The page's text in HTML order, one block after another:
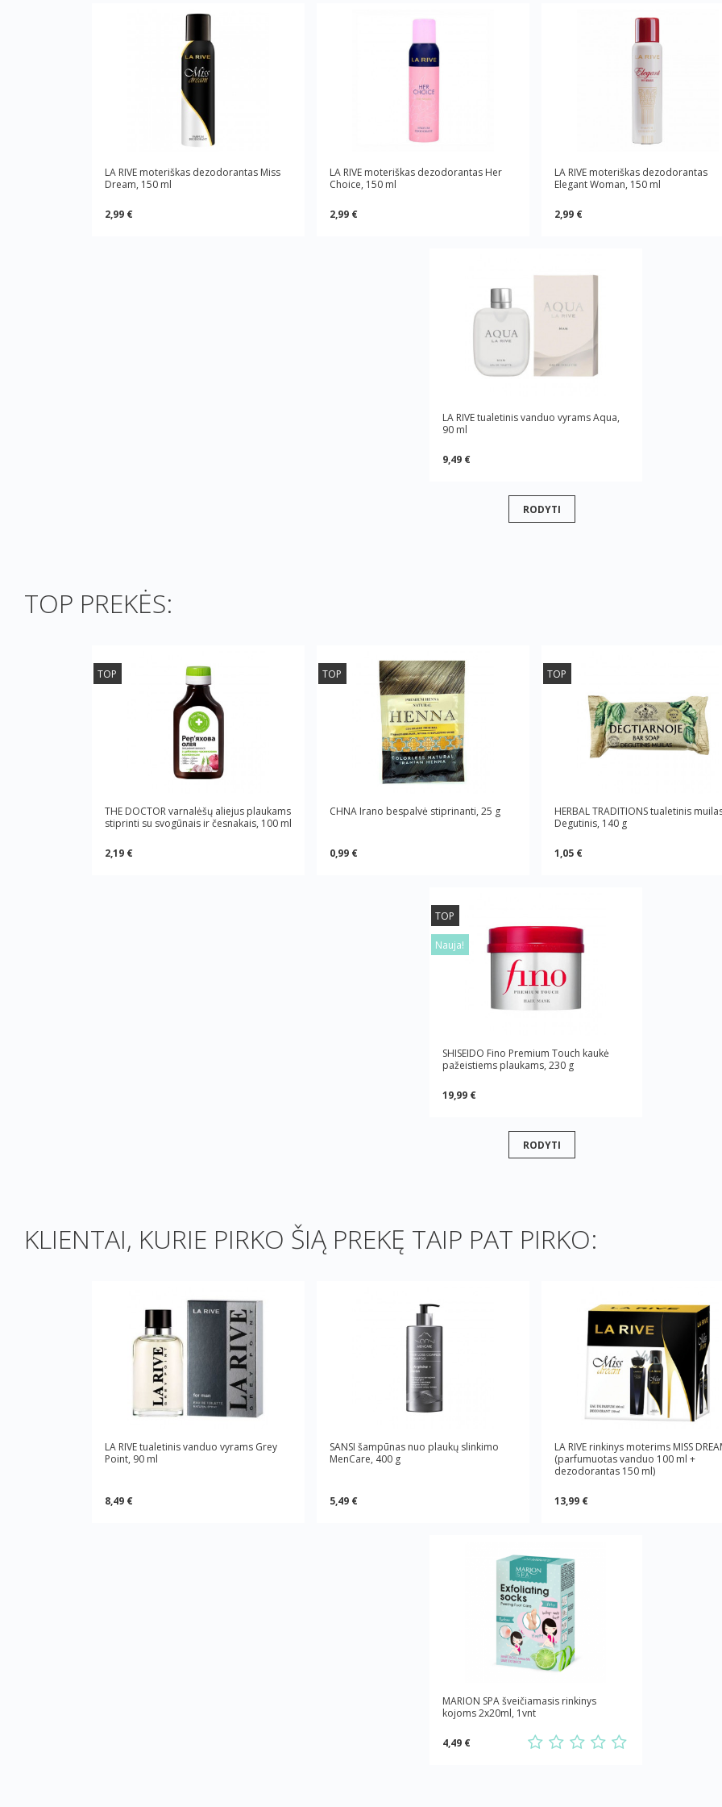
LA RIVE moteriškas dezodorantas Miss
Dream, 150 ml
2,99 €
LA RIVE moteriškas dezodorantas Her
Choice, 150 ml
2,99 €
LA RIVE moteriškas dezodorantas
Elegant Woman, 150 ml
2,99 €
LA RIVE tualetinis vanduo vyrams Aqua,
90 ml
9,49 €
RODYTI
TOP PREKĖS:
TOP
THE DOCTOR varnalėšų aliejus plaukams
stiprinti su svogūnais ir česnakais, 100 ml
2,19 €
TOP
CHNA Irano bespalvė stiprinanti, 25 g
0,99 €
TOP
HERBAL TRADITIONS tualetinis
Degutinis, 140 g
1,05 €
TOP
Nauja!
SHISEIDO Fino Premium Touch kaukė
pažeistiems plaukams, 230 g
19,99 €
RODYTI
KLIENTAI, KURIE PIRKO ŠIĄ PREKĘ TAIP PAT PIRKO:
LA RIVE tualetinis vanduo vyrams Grey
Point, 90 ml
8,49 €
SANSI šampūnas nuo plaukų slinkimo
MenCare, 400 g
5,49 €
LA RIVE rinkinys moterims MISS
(parfumuotas vanduo 100 ml +
dezodorantas 150 ml)
13,99 €
MARION SPA šveičiamasis rinkinys
kojoms 2x20ml, 1vnt
4,49 €